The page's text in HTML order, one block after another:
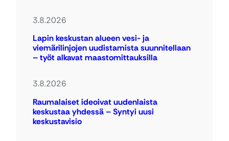
3.8.2026
Lapin keskustan alueen vesi- ja
viemärilinjojen uudistamista suunnitellaan
– työt alkavat maastomittauksilla
3.8.2026
Raumalaiset ideoivat uudenlaista
keskustaa yhdessä – Syntyi uusi
keskustavisio